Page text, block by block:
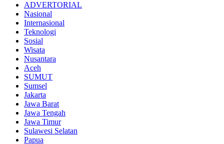
ADVERTORIAL
Nasional
Internasional
Teknologi
Sosial
Wisata
Nusantara
Aceh
SUMUT
Sumsel
Jakarta
Jawa Barat
Jawa Tengah
Jawa Timur
Sulawesi Selatan
Papua